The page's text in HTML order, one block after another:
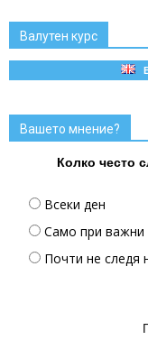
Валутен курс
Вашето мнение?
Колко често
Всеки ден
Само при важни
Почти не следя